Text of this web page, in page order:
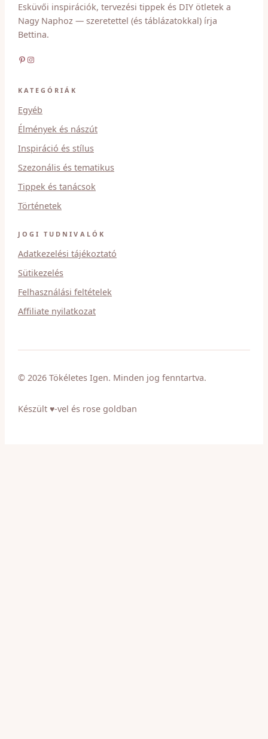
Esküvői inspirációk, tervezési tippek és DIY ötletek a
Nagy Naphoz — szeretettel (és táblázatokkal) írja
Bettina.
Pinterest Instagram
KATEGÓRIÁK
Egyéb
Élmények és nászút
Inspiráció és stílus
Szezonális és tematikus
Tippek és tanácsok
Történetek
JOGI TUDNIVALÓK
Adatkezelési tájékoztató
Sütikezelés
Felhasználási feltételek
Affiliate nyilatkozat
© 2026 Tökéletes Igen. Minden jog fenntartva.
Készült ♥-vel és rose goldban